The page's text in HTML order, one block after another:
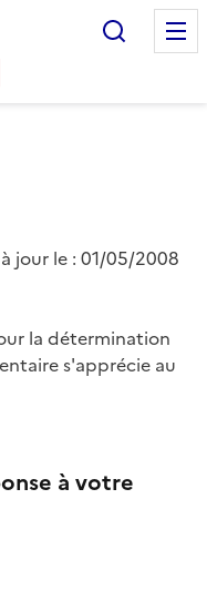
jour le : 01/05/2008
la détermination
s'apprécie au
à votre